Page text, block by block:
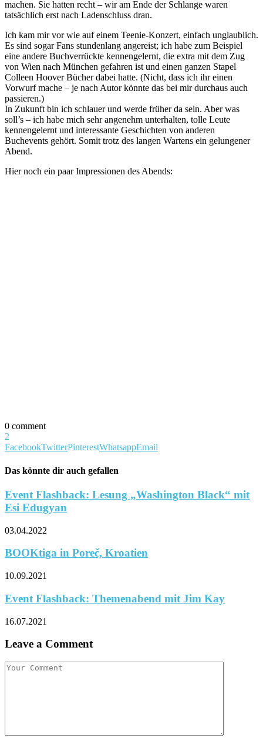
machen. Sie hatten recht – wir am Ende der Schlange waren
tatsächlich erst nach Ladenschluss dran.
Ich kam mir vor wie auf einem Teenie-Konzert, einfach unglaublich.
Es sind sogar Fans stundenlang angereist; ich habe zum Beispiel
eine andere Buchverrückte kennengelernt, die extra mit dem Zug
von Wien nach München gefahren ist und einen ganzen Stapel
Colleen Hoover Bücher dabei hatte. (Nicht, dass ich ihr einen
Vorwurf mache – je nach Autor könnte das bei mir durchaus auch
passieren.)
In Zukunft bin ich schlauer und werde früher da sein. Aber was
soll’s – ich habe mich sehr angenehm unterhalten, tolle Leute
kennengelernt und interessante Geschichten von anderen
Buchevents gehört. Somit trotz des langen Wartens ein gelungener
Abend.
Hier noch ein paar Impressionen des Abends:
0 comment
2
FacebookTwitterPinterestWhatsappEmail
Das könnte dir auch gefallen
Event Flashback: Lesung „Washington Black“ mit
Esi Edugyan
03.04.2022
BOOKtiga in Poreč, Kroatien
10.09.2021
Event Flashback: Themenabend mit Jim Kay
16.07.2021
Leave a Comment